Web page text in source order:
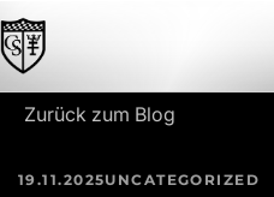
Zum Inhalt springen
Zurück zum Blog
19.11.2025UNCATEGORIZED